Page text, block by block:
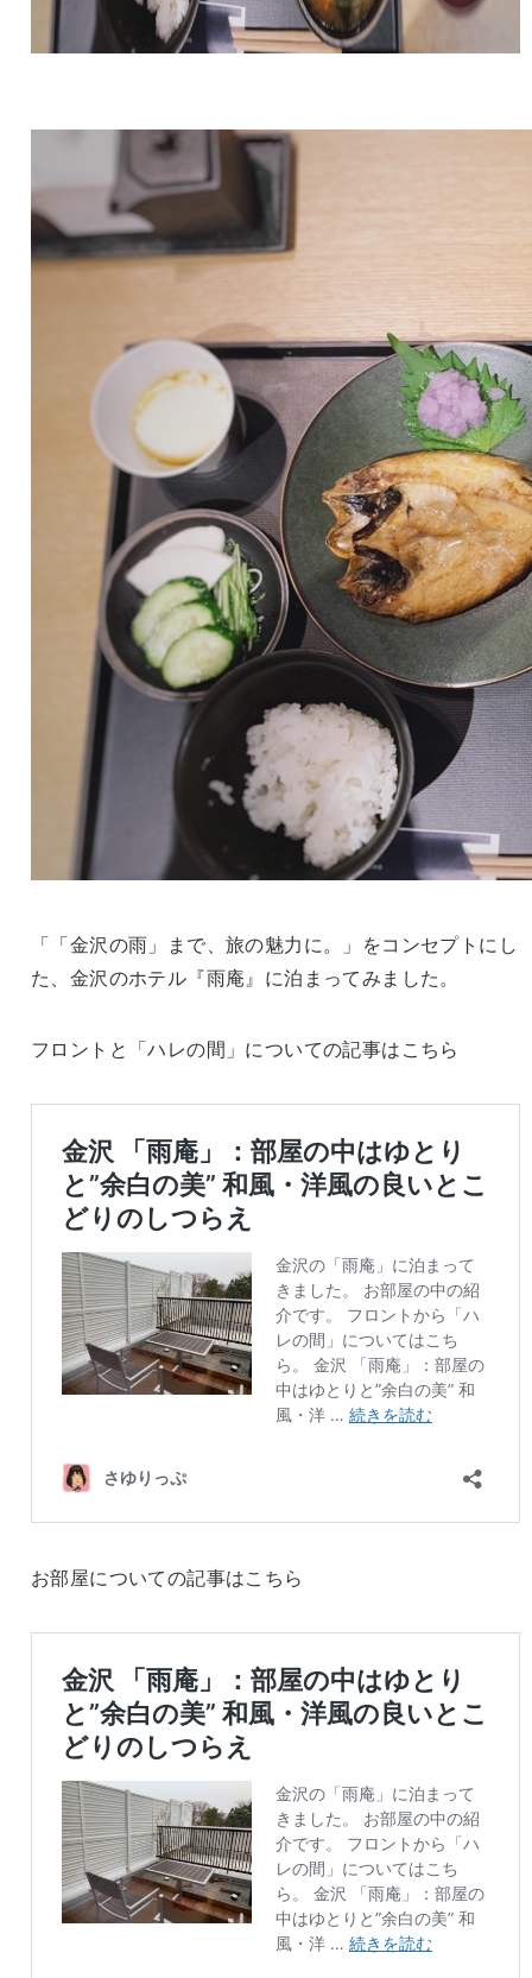
「「金沢の雨」まで、旅の魅力に。」をコンセプトにし
た、金沢のホテル『雨庵』に泊まってみました。
フロントと「ハレの間」についての記事はこちら
お部屋についての記事はこちら